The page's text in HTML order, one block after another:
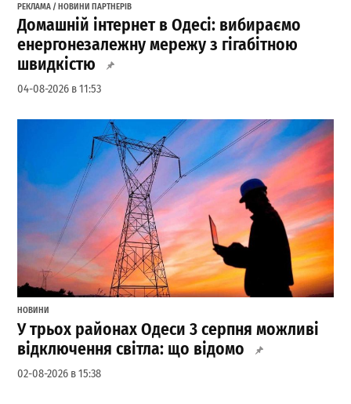
РЕКЛАМА / НОВИНИ ПАРТНЕРІВ
Домашній інтернет в Одесі: вибираємо
енергонезалежну мережу з гігабітною
швидкістю
04-08-2026 в 11:53
НОВИНИ
У трьох районах Одеси 3 серпня можливі
відключення світла: що відомо
02-08-2026 в 15:38